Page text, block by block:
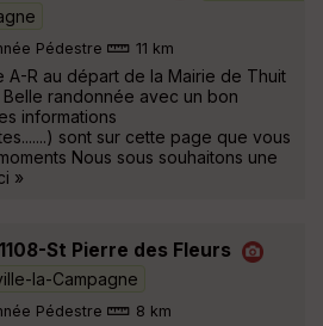
Pédestre 11 km
A-R au départ de la Mairie de Thuit
Belle randonnée avec un bon
informations
sont sur cette page que vous
Nous sous souhaitons une
»
St Pierre des Fleurs
la-Campagne
Pédestre 8 km